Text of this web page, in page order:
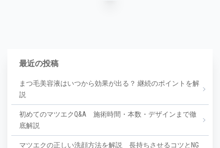
最近の投稿
まつ毛美容液はいつから効果が出る？ 継続のポイントを解
説
初めてのマツエクQ&A 施術時間・本数・デザインまで徹
底解説
マツエクの正しい洗顔方法を解説 長持ちさせるコツとNG